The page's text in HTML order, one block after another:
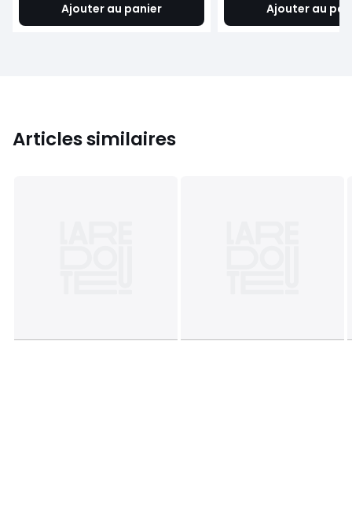
Ajouter au panier Ajouter au
Articles similaires